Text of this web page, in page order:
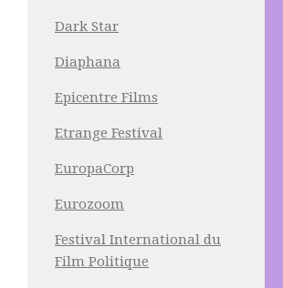
Dark Star
Diaphana
Epicentre Films
Etrange Festival
EuropaCorp
Eurozoom
Festival International du
Film Politique